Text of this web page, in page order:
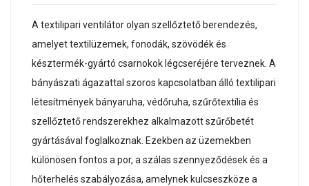
A textilipari ventilátor olyan szellőztető berendezés,
amelyet textilüzemek, fonodák, szövödék és
késztermék-gyártó csarnokok légcseréjére terveznek. A
bányászati ágazattal szoros kapcsolatban álló textilipari
létesítmények bányaruha, védőruha, szűrőtextília és
szellőztető rendszerekhez alkalmazott szűrőbetét
gyártásával foglalkoznak. Ezekben az üzemekben
különösen fontos a por, a szálas szennyeződések és a
hőterhelés szabályozása, amelynek kulcseszköze a